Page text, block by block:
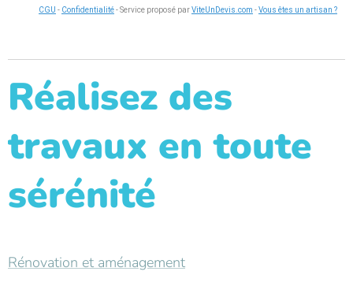
CGU - Confidentialité- Service proposé parViteUnDevis.com -Vous êtes un artisan ?
Réalisez des
travaux en toute
sérénité
Rénovation et aménagement